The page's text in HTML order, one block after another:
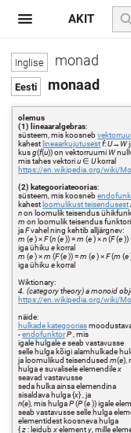
monad
monaad
olemus
(1) lineaaralgebras:
süsteem, mis koosneb
kahest lineaarkujutusestf:U→ W
kusg(f(u)) on vektorruumi W
mis tahes vektoriu∈Ukorral
https://en.wikipedia.org/wiki/
(2) kategooriateoorias:
süsteem, mis koosneb
kahest loomulikust teisendusest
non loomulik teisendus
m on loomulik teisendus
jaFvahel ning kehtib alljärgnev:
m (e) ×F(n(e)) =m (e) ×n(F(e))
iga ühikue korral
m (e) ×m (F(e)) =m (e) ×F(m (e
iga ühikue korral
Wiktionary:
4. (category theory) a monoid
https://en.wikipedia.org/wiki/
näide:
hulkade kategoorias
-endofunktorP , mis
igale hulgaleeseab vastavusse
selle hulga kõigi alamhulkade
ja loomulikud teisendusedm(e),
hulgaesuvalisele elemendilex
seavad vastavusse
seda hulka ainsa elemendina
sisaldava hulga {x} , ja
n(e), mis hulgaP(P(e)) igale
seab vastavusse selle hulga
elementidest koosneva hulga
{z: leidubxelementy , mille
AKIT